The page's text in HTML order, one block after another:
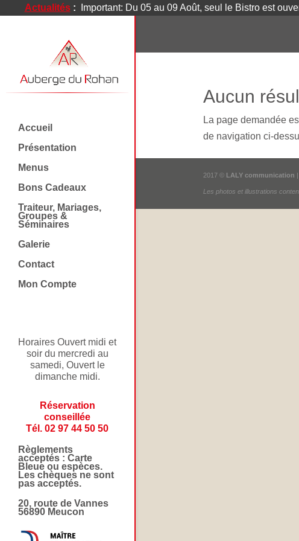
Actualités: Important: Du 05 au 09 Août, seul le Bistro est
Accueil
Présentation
Menus
Bons Cadeaux
Traiteur, Mariages,
Groupes &
Séminaires
Galerie
Contact
Mon Compte
Horaires Ouvert midi et
soir du mercredi au
samedi, Ouvert le
dimanche midi.
Réservation
conseillée
Tél. 02 97 44 50 50
Règlements
acceptés : Carte
Bleue ou espèces.
Les chèques ne sont
pas acceptés.
20, route de Vannes
56890 Meucon
Aucun
La page demandée
de navigation ci-
2017 © LALY communication |
Les photos et illustrations